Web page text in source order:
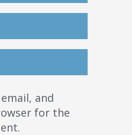
and
for the